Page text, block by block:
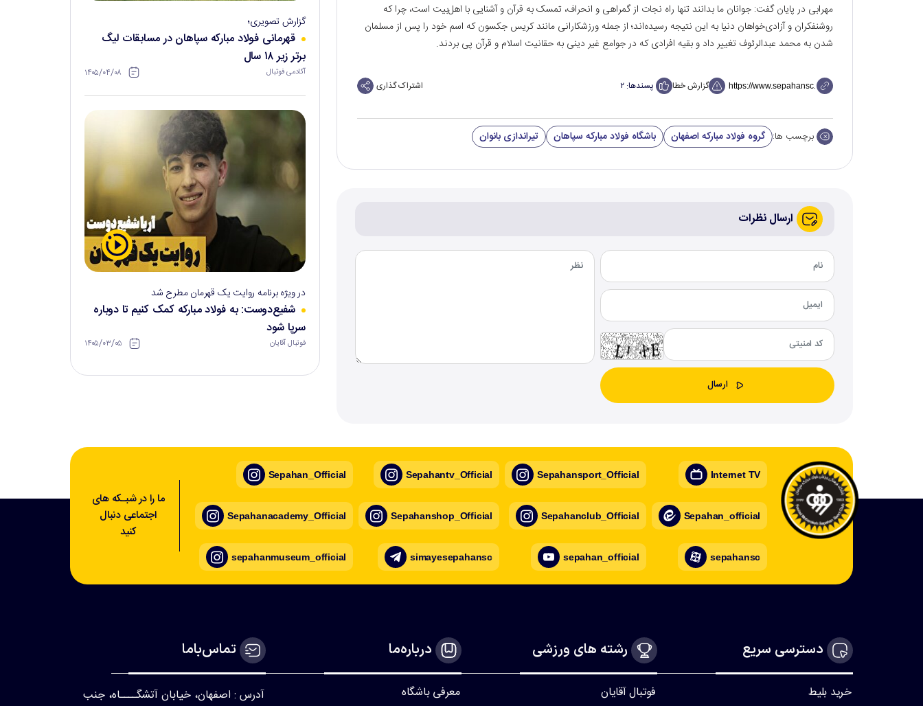
مهرابی در پایان گفت: جوانان ما بدانند تنها راه نجات از گمراهی و انحراف، تمسک به قرآن و آشنایی با اهل‌بیت است، چرا که
روشنفکران و آزادی‌خواهان دنیا به این نتیجه رسیده‌اند؛ از جمله ورزشکارانی مانند کریس جکسون که اسم خود را پس از مسلمان
شدن به محمد عبدالرئوف تغییر داد و بقیه افرادی که در جوامع غیر دینی به حقانیت اسلام و قرآن پی بردند.
گزارش خطا پسندها:۲ اشتراک گذاری
برچسب ها: گروه فولاد مبارکه اصفهان باشگاه فولاد مبارکه سپاهان تیراندازی بانوان
ارسال نظرات
گزارش تصویری؛
قهرمانی فولاد مبارکه سپاهان در مسابقات لیگ
برتر زیر ۱۸ سال
آکادمی فوتبال ۱۴۰۵/۰۴/۰۸
در ویژه برنامه روایت یک قهرمان مطرح شد
شفیع‌دوست: به فولاد مبارکه کمک کنیم تا دوباره
سرپا شود
فوتبال آقایان ۱۴۰۵/۰۳/۰۵
ما را در شبـکه های
اجتماعی دنبال
کنید
Sepahan_Official
Sepahanacademy_Official
sepahanmuseum_official
Sepahantv_Official
Sepahanshop_Official
simayesepahansc
Sepahansport_Official
Sepahanclub_Official
sepahan_official
Internet TV
Sepahan_official
sepahansc
دسترسی سریع
خرید بلیط
رشته های ورزشی
فوتبال آقایان
درباره‌ما
معرفی باشگاه
تماس‌با‌ما
آدرس : اصفهان، خیابان آتشگــــاه، جنب